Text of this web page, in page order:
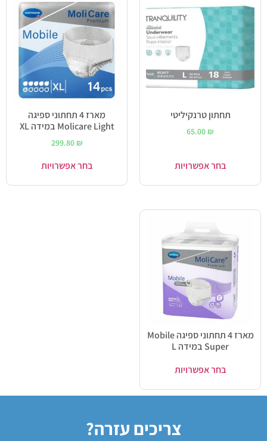
תחתון טרנקיליטי
65.00 ₪
בחר אפשרויות
מארז 4 תחתוני ספיגה
Molicare Light במידה XL
299.80 ₪
בחר אפשרויות
מארז 4 תחתוני ספיגה Mobile
Super במידה L
בחר אפשרויות
צריכים עזרה?